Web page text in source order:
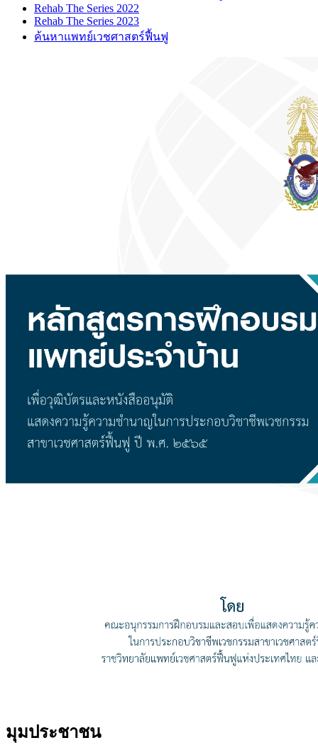
Rehab The Series 2022
Rehab The Series 2023
ค้นหาแพทย์เวชศาสตร์ฟื้นฟู
มุมประชาชน